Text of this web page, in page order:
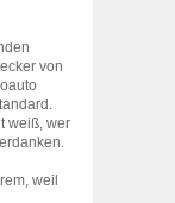
von
weiß, wer
weil